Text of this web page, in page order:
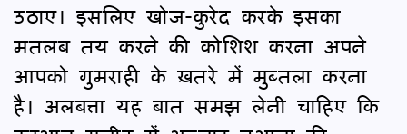
उठाए। इसलिए खोज-कुरेद करके इसका
मतलब तय करने की कोशिश करना अपने
आपको गुमराही के ख़तरे में मुब्तला करना
है। अलबत्ता यह बात समझ लेनी चाहिए कि